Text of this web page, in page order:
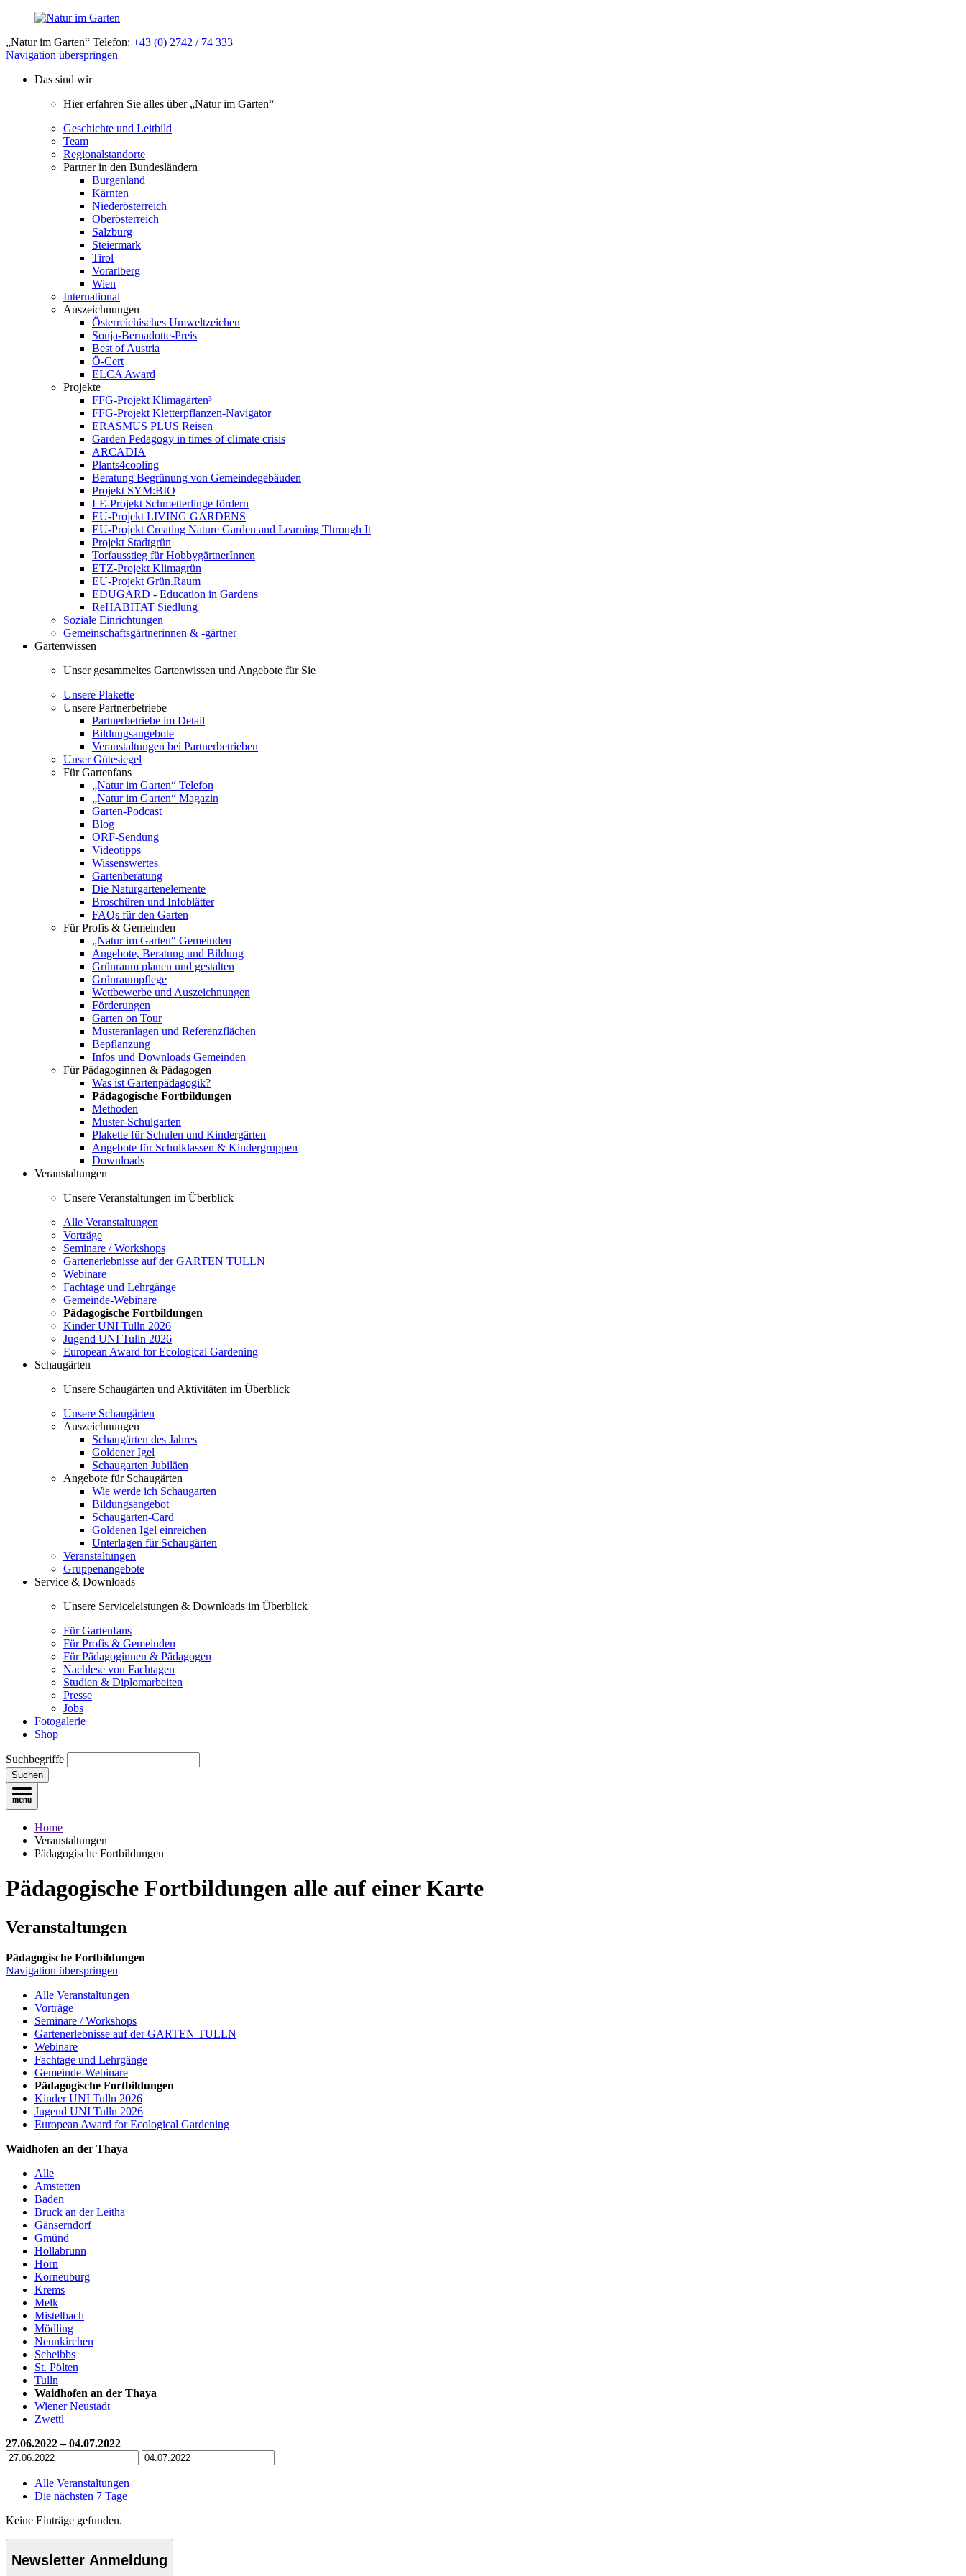
„Natur im Garten“ Telefon: +43 (0) 2742 / 74 333
Navigation überspringen
Das sind wir
Hier erfahren Sie alles über „Natur im Garten“
Geschichte und Leitbild
Team
Regionalstandorte
Partner in den Bundesländern
Burgenland
Kärnten
Niederösterreich
Oberösterreich
Salzburg
Steiermark
Tirol
Vorarlberg
Wien
International
Auszeichnungen
Österreichisches Umweltzeichen
Sonja-Bernadotte-Preis
Best of Austria
Ö-Cert
ELCA Award
Projekte
FFG-Projekt Klimagärten³
FFG-Projekt Kletterpflanzen-Navigator
ERASMUS PLUS Reisen
Garden Pedagogy in times of climate crisis
ARCADIA
Plants4cooling
Beratung Begrünung von Gemeindegebäuden
Projekt SYM:BIO
LE-Projekt Schmetterlinge fördern
EU-Projekt LIVING GARDENS
EU-Projekt Creating Nature Garden and Learning Through It
Projekt Stadtgrün
Torfausstieg für HobbygärtnerInnen
ETZ-Projekt Klimagrün
EU-Projekt Grün.Raum
EDUGARD - Education in Gardens
ReHABITAT Siedlung
Soziale Einrichtungen
Gemeinschaftsgärtnerinnen & -gärtner
Gartenwissen
Unser gesammeltes Gartenwissen und Angebote für Sie
Unsere Plakette
Unsere Partnerbetriebe
Partnerbetriebe im Detail
Bildungsangebote
Veranstaltungen bei Partnerbetrieben
Unser Gütesiegel
Für Gartenfans
„Natur im Garten“ Telefon
„Natur im Garten“ Magazin
Garten-Podcast
Blog
ORF-Sendung
Videotipps
Wissenswertes
Gartenberatung
Die Naturgartenelemente
Broschüren und Infoblätter
FAQs für den Garten
Für Profis & Gemeinden
„Natur im Garten“ Gemeinden
Angebote, Beratung und Bildung
Grünraum planen und gestalten
Grünraumpflege
Wettbewerbe und Auszeichnungen
Förderungen
Garten on Tour
Musteranlagen und Referenzflächen
Bepflanzung
Infos und Downloads Gemeinden
Für Pädagoginnen & Pädagogen
Was ist Gartenpädagogik?
Pädagogische Fortbildungen
Methoden
Muster-Schulgarten
Plakette für Schulen und Kindergärten
Angebote für Schulklassen & Kindergruppen
Downloads
Veranstaltungen
Unsere Veranstaltungen im Überblick
Alle Veranstaltungen
Vorträge
Seminare / Workshops
Gartenerlebnisse auf der GARTEN TULLN
Webinare
Fachtage und Lehrgänge
Gemeinde-Webinare
Pädagogische Fortbildungen
Kinder UNI Tulln 2026
Jugend UNI Tulln 2026
European Award for Ecological Gardening
Schaugärten
Unsere Schaugärten und Aktivitäten im Überblick
Unsere Schaugärten
Auszeichnungen
Schaugärten des Jahres
Goldener Igel
Schaugarten Jubiläen
Angebote für Schaugärten
Wie werde ich Schaugarten
Bildungsangebot
Schaugarten-Card
Goldenen Igel einreichen
Unterlagen für Schaugärten
Veranstaltungen
Gruppenangebote
Service & Downloads
Unsere Serviceleistungen & Downloads im Überblick
Für Gartenfans
Für Profis & Gemeinden
Für Pädagoginnen & Pädagogen
Nachlese von Fachtagen
Studien & Diplomarbeiten
Presse
Jobs
Fotogalerie
Shop
Suchbegriffe
Suchen
Home
Veranstaltungen
Pädagogische Fortbildungen
Pädagogische Fortbildungen alle auf einer Karte
Veranstaltungen
Pädagogische Fortbildungen
Navigation überspringen
Alle Veranstaltungen
Vorträge
Seminare / Workshops
Gartenerlebnisse auf der GARTEN TULLN
Webinare
Fachtage und Lehrgänge
Gemeinde-Webinare
Pädagogische Fortbildungen
Kinder UNI Tulln 2026
Jugend UNI Tulln 2026
European Award for Ecological Gardening
Waidhofen an der Thaya
Alle
Amstetten
Baden
Bruck an der Leitha
Gänserndorf
Gmünd
Hollabrunn
Horn
Korneuburg
Krems
Melk
Mistelbach
Mödling
Neunkirchen
Scheibbs
St. Pölten
Tulln
Waidhofen an der Thaya
Wiener Neustadt
Zwettl
27.06.2022 – 04.07.2022
Alle Veranstaltungen
Die nächsten 7 Tage
Keine Einträge gefunden.
Newsletter Anmeldung